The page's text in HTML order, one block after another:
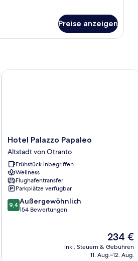
Preise anzeigen
Hotel
Palazzo
Papaleo
Altstadt
von
Otranto
Hotel Palazzo Papaleo
Altstadt von Otranto
Frühstück inbegriffen
Wellness
Flughafentransfer
Parkplätze verfügbar
9.4
von
9,4 Außergewöhnlich
154 Bewertungen
Der
Preis
beträgt
234 €
inkl. Steuern & Gebühren
11. Aug.–12. Aug.
Hotel Palazzo Papaleo